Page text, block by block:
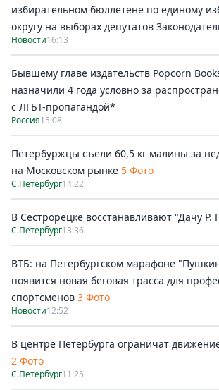
избирательном бюллетене по единому
округу на выборах депутатов
Новости16:13
Бывшему главе издательств Popcorn
назначили 4 года условно за
с ЛГБТ-пропагандой*
Россия15:08
Петербуржцы съели 60,5 кг малины за
на Московском рынке 5 Фото
С.Петербург14:22
В Сестрорецке восстанавливают "Дачу Р.
С.Петербург13:36
ВТБ: на Петербургском марафоне
появится новая беговая трасса для
спортсменов 3 Фото
Новости12:52
В центре Петербурга ограничат
2 Фото
С.Петербург11:25